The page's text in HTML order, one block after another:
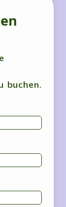
buchen.